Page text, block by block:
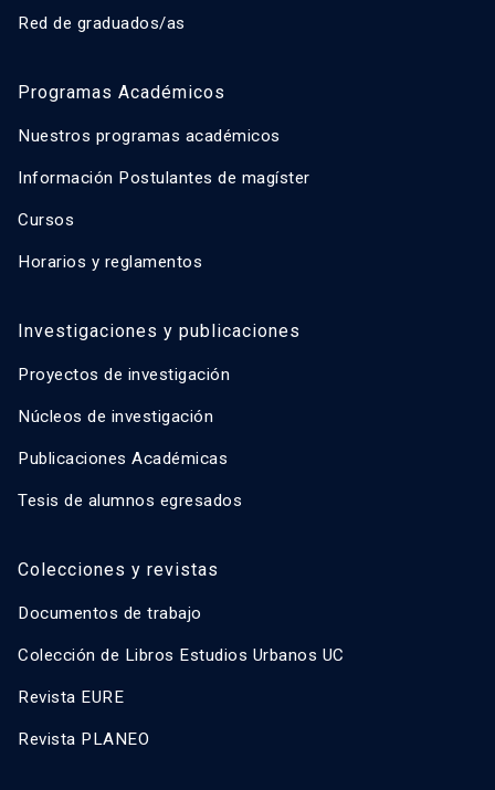
Red de graduados/as
Programas Académicos
Nuestros programas académicos
Información Postulantes de magíster
Cursos
Horarios y reglamentos
Investigaciones y publicaciones
Proyectos de investigación
Núcleos de investigación
Publicaciones Académicas
Tesis de alumnos egresados
Colecciones y revistas
Documentos de trabajo
Colección de Libros Estudios Urbanos UC
Revista EURE
Revista PLANEO